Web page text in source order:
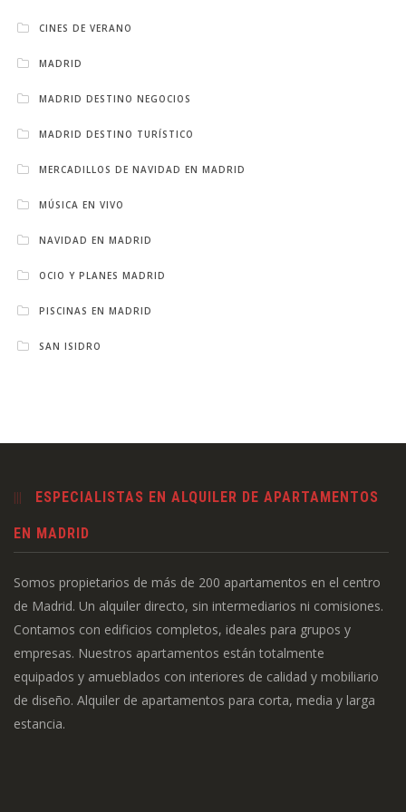
CINES DE VERANO
MADRID
MADRID DESTINO NEGOCIOS
MADRID DESTINO TURÍSTICO
MERCADILLOS DE NAVIDAD EN MADRID
MÚSICA EN VIVO
NAVIDAD EN MADRID
OCIO Y PLANES MADRID
PISCINAS EN MADRID
SAN ISIDRO
ESPECIALISTAS EN ALQUILER DE APARTAMENTOS
EN MADRID
Somos propietarios de más de 200 apartamentos en el centro
de Madrid. Un alquiler directo, sin intermediarios ni comisiones.
Contamos con edificios completos, ideales para grupos y
empresas. Nuestros apartamentos están totalmente
equipados y amueblados con interiores de calidad y mobiliario
de diseño. Alquiler de apartamentos para corta, media y larga
estancia.